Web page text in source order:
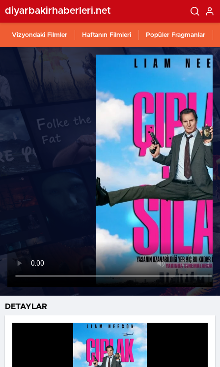
diyarbakirhaberleri.net
Vizyondaki Filmler Haftanın Filmleri Popüler Fragmanlar
DETAYLAR